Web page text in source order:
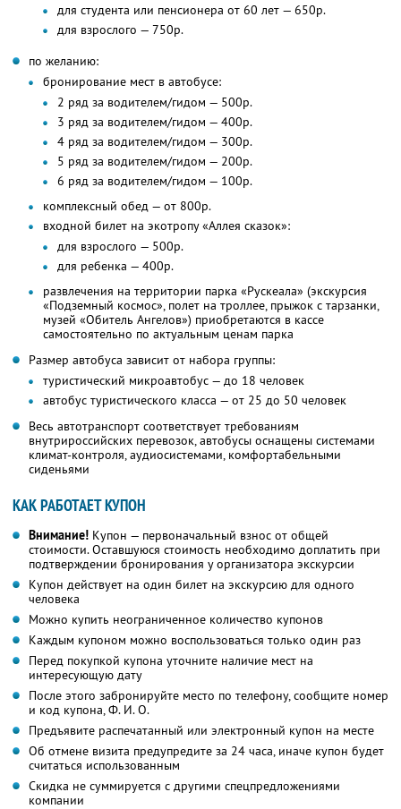
для студента или пенсионера от 60 лет — 650р.
для взрослого — 750р.
по желанию:
бронирование мест в автобусе:
2 ряд за водителем/гидом — 500р.
3 ряд за водителем/гидом — 400р.
4 ряд за водителем/гидом — 300р.
5 ряд за водителем/гидом — 200р.
6 ряд за водителем/гидом — 100р.
комплексный обед — от 800р.
входной билет на экотропу «Аллея сказок»:
для взрослого — 500р.
для ребенка — 400р.
развлечения на территории парка «Рускеала» (экскурсия
«Подземный космос», полет на троллее, прыжок с тарзанки,
музей «Обитель Ангелов») приобретаются в кассе
самостоятельно по актуальным ценам парка
Размер автобуса зависит от набора группы:
туристический микроавтобус — до 18 человек
автобус туристического класса — от 25 до 50 человек
Весь автотранспорт соответствует требованиям
внутрироссийских перевозок, автобусы оснащены системами
климат-контроля, аудиосистемами, комфортабельными
сиденьями
КАК РАБОТАЕТ КУПОН
Внимание! Купон — первоначальный взнос от общей
стоимости. Оставшуюся стоимость необходимо доплатить при
подтверждении бронирования у организатора экскурсии
Купон действует на один билет на экскурсию для одного
человека
Можно купить неограниченное количество купонов
Каждым купоном можно воспользоваться только один раз
Перед покупкой купона уточните наличие мест на
интересующую дату
После этого забронируйте место по телефону, сообщите номер
и код купона, Ф. И. О.
Предъявите распечатанный или электронный купон на месте
Об отмене визита предупредите за 24 часа, иначе купон будет
считаться использованным
Скидка не суммируется с другими спецпредложениями
компании